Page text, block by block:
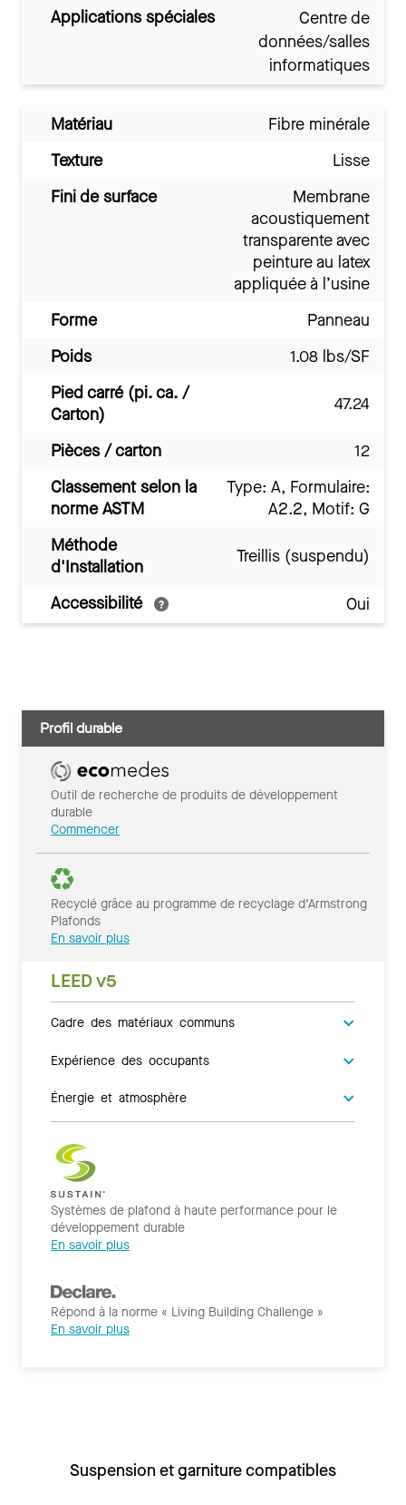
Applications spéciales
Centre de
données/salles
informatiques
Matériau
Fibre minérale
Texture
Lisse
Fini de surface
Membrane
acoustiquement
transparente avec
peinture au latex
appliquée à l’usine
Forme
Panneau
Poids
1.08 lbs/SF
Pied carré (pi. ca. /
Carton)
47.24
Pièces / carton
12
Classement selon la
norme ASTM
Type: A, Formulaire:
A2.2, Motif: G
Méthode
d'Installation
Treillis (suspendu)
Accessibilité Oui
Profil durable
Outil de recherche de produits de développement
durable
Commencer
Recyclé grâce au programme de recyclage d’Armstrong
Plafonds
En savoir plus
LEED v5
Cadre des matériaux communs
Expérience des occupants
Énergie et atmosphère
Systèmes de plafond à haute performance pour le
développement durable
En savoir plus
Répond à la norme « Living Building Challenge »
En savoir plus
Suspension et garniture compatibles